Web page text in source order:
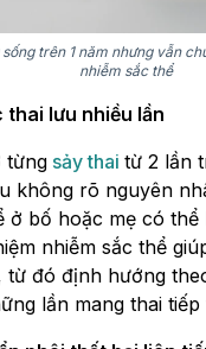
trên 1 năm nhưng vẫn
nhiễm sắc thể
thai lưu nhiều lần
từng sảy thai từ 2 lần
không rõ nguyên
ở bố hoặc mẹ có thể
nhiễm sắc thể
từ đó định hướng
lần mang thai tiếp